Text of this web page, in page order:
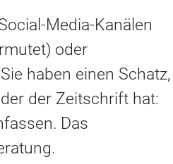
​Media-Kanälen
oder
haben einen Schatz,
der Zeitschrift hat:
Das